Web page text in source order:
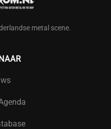
metal scene.